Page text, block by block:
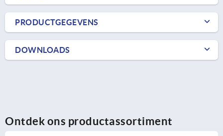
PRODUCTGEGEVENS
DOWNLOADS
Ontdek ons productassortiment